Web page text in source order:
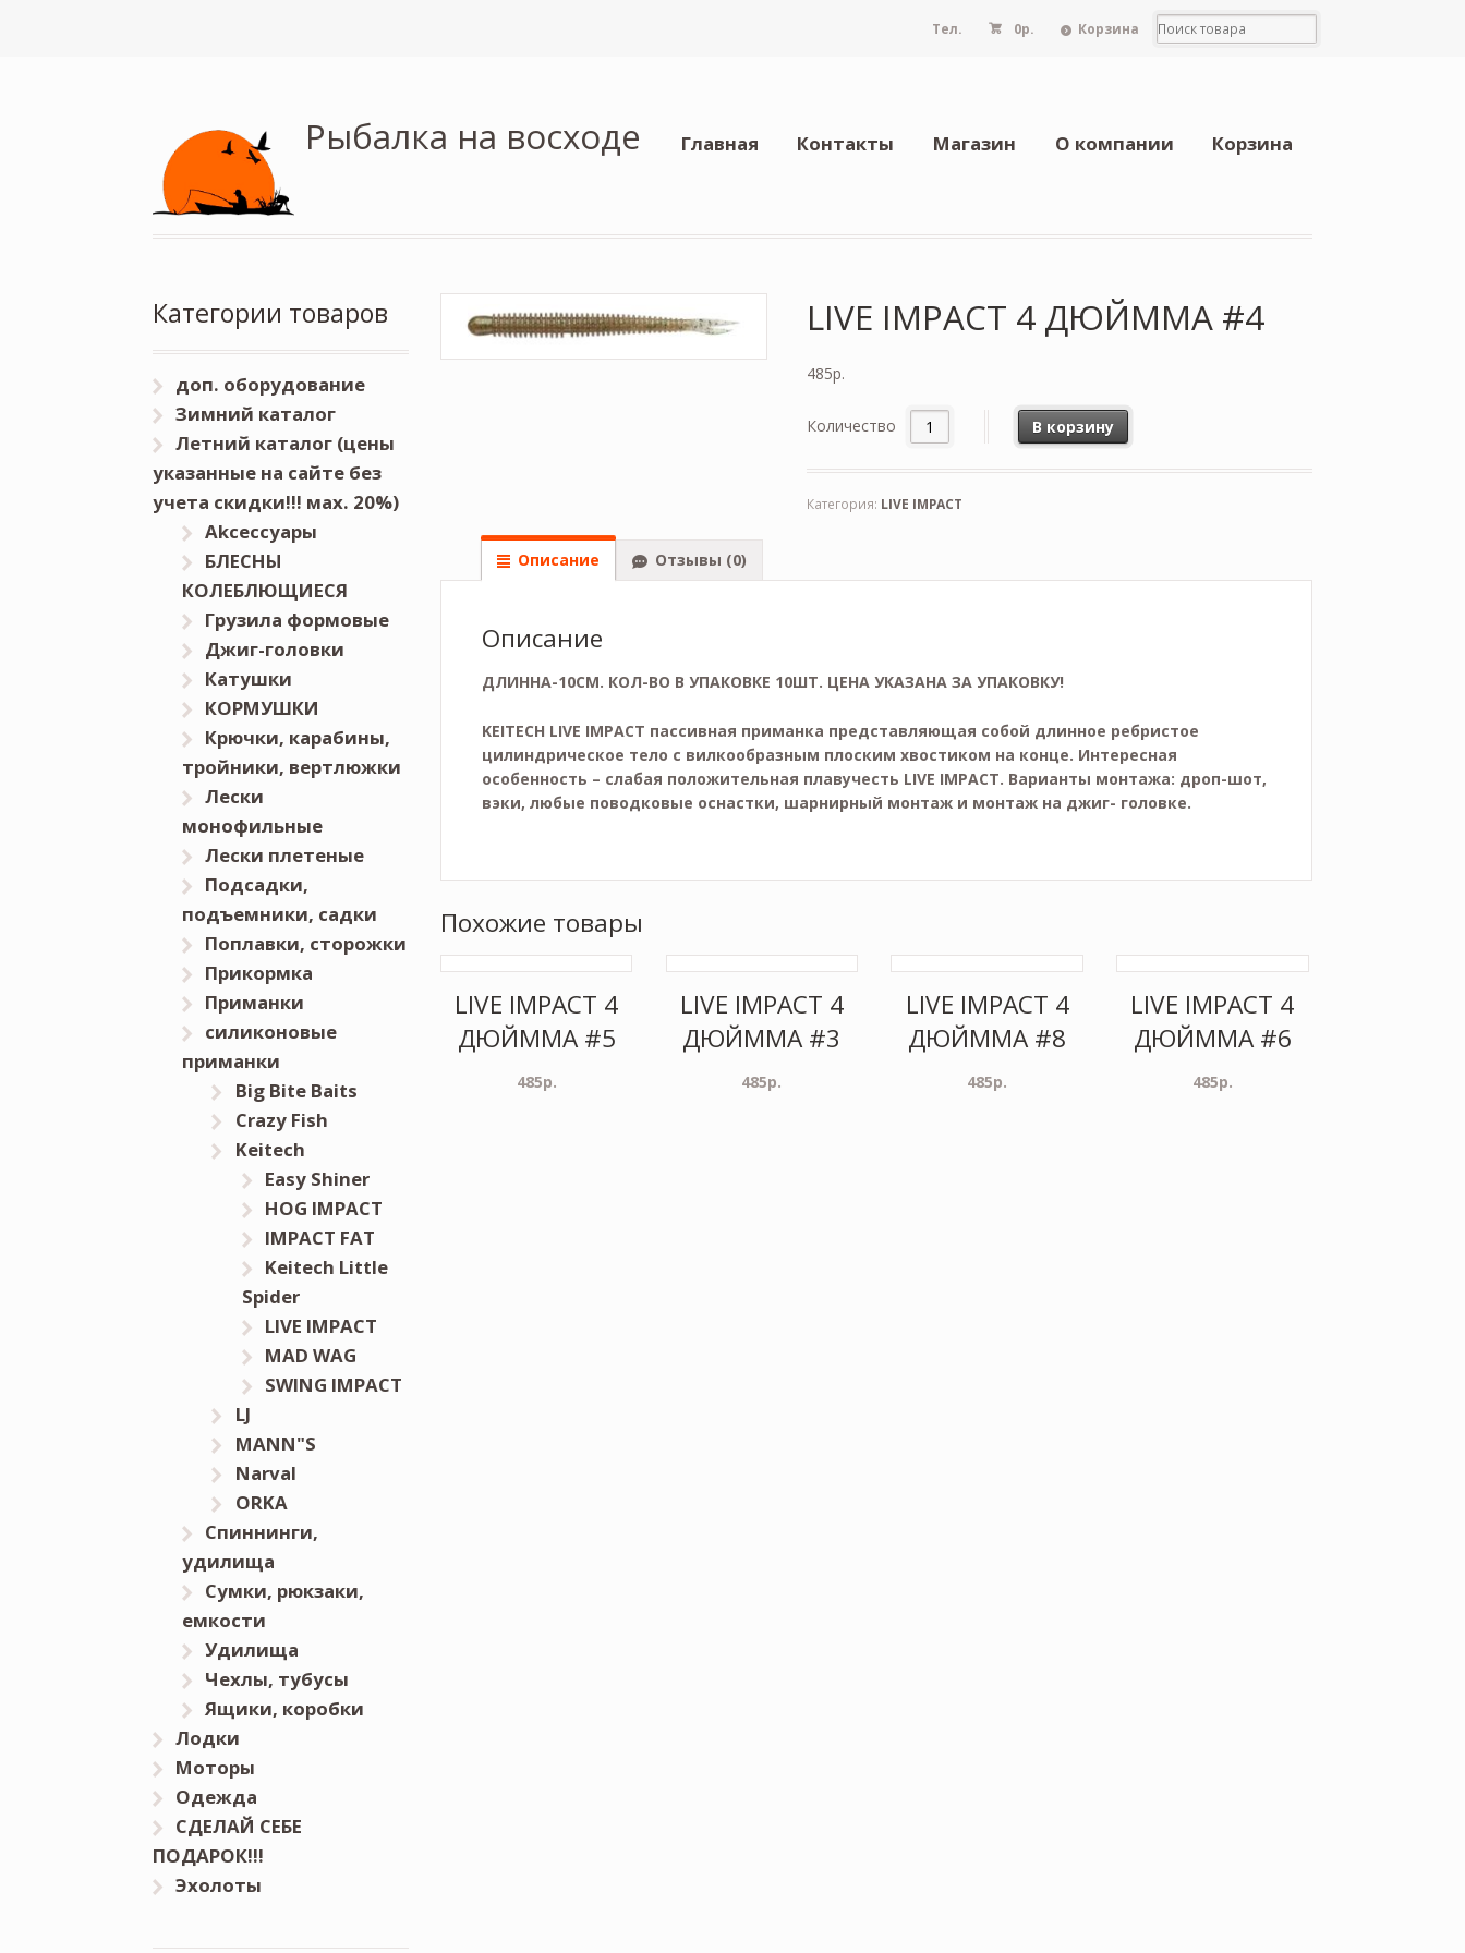
Тел. 0р. Корзина
Рыбалка на восходе Главная Контакты Магазин О компании Корзина
LIVE IMPACT 4 ДЮЙММА #4
485р.
Количество В корзину
Категория: LIVE IMPACT
Описание Отзывы (0)
Описание
ДЛИННА-10СМ. КОЛ-ВО В УПАКОВКЕ 10ШТ. ЦЕНА УКАЗАНА ЗА УПАКОВКУ!
KEITECH LIVE IMPACT пассивная приманка представляющая собой длинное ребристое
цилиндрическое тело с вилкообразным плоским хвостиком на конце. Интересная
особенность – слабая положительная плавучесть LIVE IMPACT. Варианты монтажа: дроп-шот,
вэки, любые поводковые оснастки, шарнирный монтаж и монтаж на джиг- головке.
Похожие товары
LIVE IMPACT 4
ДЮЙММА #5
485р.
LIVE IMPACT 4
ДЮЙММА #3
485р.
LIVE IMPACT 4
ДЮЙММА #8
485р.
LIVE IMPACT 4
ДЮЙММА #6
485р.
Категории товаров
доп. оборудование
Зимний каталог
Летний каталог (цены
указанные на сайте без
учета скидки!!! мах. 20%)
Akceccyapы
БЛЕСНЫ
КОЛЕБЛЮЩИЕСЯ
Грузила формовые
Джиг-головки
Катушки
КОРМУШКИ
Крючки, карабины,
тройники, вертлюжки
Лески
монофильные
Лески плетеные
Подсадки,
подъемники, садки
Поплавки, сторожки
Прикормка
Приманки
силиконовые
приманки
Big Bite Baits
Crazy Fish
Keitech
Easy Shiner
HOG IMPACT
IMPACT FAT
Keitech Little
Spider
LIVE IMPACT
MAD WAG
SWING IMPACT
LJ
MANN"S
Narval
ORKA
Спиннинги,
удилища
Сумки, рюкзаки,
емкости
Удилища
Чехлы, тубусы
Ящики, коробки
Лодки
Моторы
Одежда
СДЕЛАЙ СЕБЕ
ПОДАРОК!!!
Эхолоты